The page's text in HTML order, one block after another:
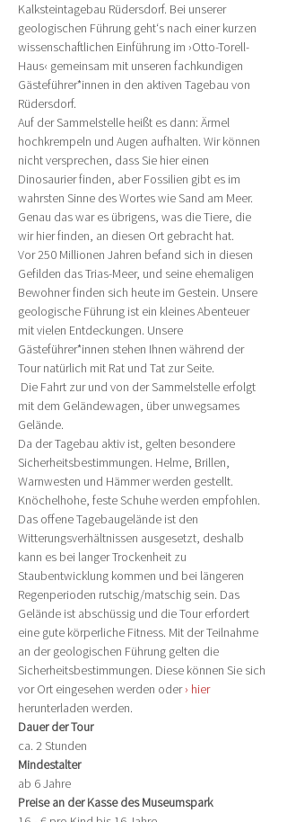
Kalksteintagebau Rüdersdorf. Bei unserer
geologischen Führung geht‘s nach einer kurzen
wissenschaftlichen Einführung im ›Otto-Torell-
Haus‹ gemeinsam mit unseren fachkundigen
Gästeführer*innen in den aktiven Tagebau von
Rüdersdorf.
Auf der Sammelstelle heißt es dann: Ärmel
hochkrempeln und Augen aufhalten. Wir können
nicht versprechen, dass Sie hier einen
Dinosaurier finden, aber Fossilien gibt es im
wahrsten Sinne des Wortes wie Sand am Meer.
Genau das war es übrigens, was die Tiere, die
wir hier finden, an diesen Ort gebracht hat.
Vor 250 Millionen Jahren befand sich in diesen
Gefilden das Trias-Meer, und seine ehemaligen
Bewohner finden sich heute im Gestein. Unsere
geologische Führung ist ein kleines Abenteuer
mit vielen Entdeckungen. Unsere
Gästeführer*innen stehen Ihnen während der
Tour natürlich mit Rat und Tat zur Seite.
Die Fahrt zur und von der Sammelstelle erfolgt
mit dem Geländewagen, über unwegsames
Gelände.
Da der Tagebau aktiv ist, gelten besondere
Sicherheitsbestimmungen. Helme, Brillen,
Warnwesten und Hämmer werden gestellt.
Knöchelhohe, feste Schuhe werden empfohlen.
Das offene Tagebaugelände ist den
Witterungsverhältnissen ausgesetzt, deshalb
kann es bei langer Trockenheit zu
Staubentwicklung kommen und bei längeren
Regenperioden rutschig/matschig sein. Das
Gelände ist abschüssig und die Tour erfordert
eine gute körperliche Fitness. Mit der Teilnahme
an der geologischen Führung gelten die
Sicherheitsbestimmungen. Diese können Sie sich
vor Ort eingesehen werden oder › hier
herunterladen werden.
Dauer der Tour
ca. 2 Stunden
Mindestalter
ab 6 Jahre
Preise an der Kasse des Museumspark